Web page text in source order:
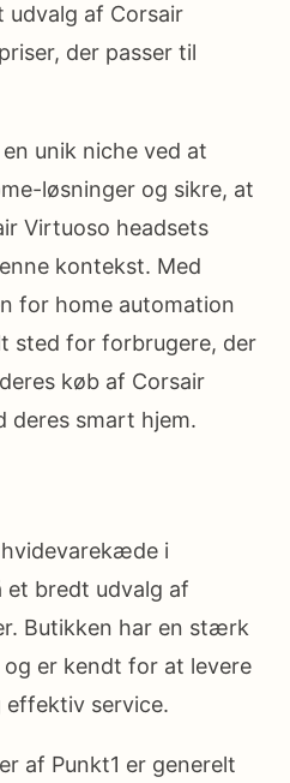
udvalg af Corsair
der passer til
unik niche ved at
løsninger og sikre, at
Virtuoso headsets
kontekst. Med
for home automation
sted for forbrugere, der
køb af Corsair
deres smart hjem.
i
et bredt udvalg af
Butikken har en stærk
er kendt for at levere
service.
af Punkt1 er generelt